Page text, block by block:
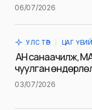
time I
Илгээх
06/07/2026
УЛС ТӨР ЦАГ
АН санаачилж,
чуулган
03/07/2026